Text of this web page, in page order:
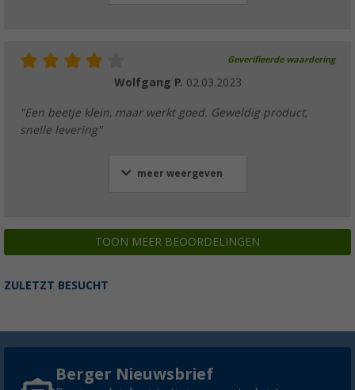
Geverifieerde waardering
Wolfgang P. 02.03.2023
"Een beetje klein, maar werkt goed. Geweldig product,
snelle levering"
meer weergeven
TOON MEER BEOORDELINGEN
ZULETZT BESUCHT
Berger Nieuwsbrief